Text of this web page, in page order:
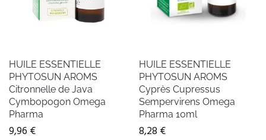
HUILE ESSENTIELLE
PHYTOSUN AROMS
Citronnelle de Java
Cymbopogon Omega
Pharma
9,96 €
HUILE ESSENTIELLE
PHYTOSUN AROMS
Cyprès Cupressus
Sempervirens Omega
Pharma 10ml
8,28 €